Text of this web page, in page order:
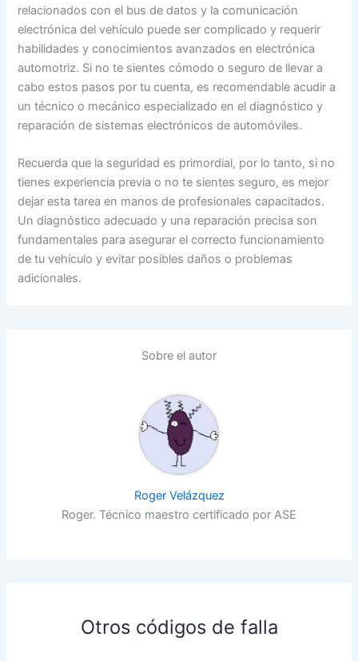
relacionados con el bus de datos y la comunicación
electrónica del vehículo puede ser complicado y requerir
habilidades y conocimientos avanzados en electrónica
automotriz. Si no te sientes cómodo o seguro de llevar a
cabo estos pasos por tu cuenta, es recomendable acudir a
un técnico o mecánico especializado en el diagnóstico y
reparación de sistemas electrónicos de automóviles.
Recuerda que la seguridad es primordial, por lo tanto, si no
tienes experiencia previa o no te sientes seguro, es mejor
dejar esta tarea en manos de profesionales capacitados.
Un diagnóstico adecuado y una reparación precisa son
fundamentales para asegurar el correcto funcionamiento
de tu vehículo y evitar posibles daños o problemas
adicionales.
Sobre el autor
Roger Velázquez
Roger. Técnico maestro certificado por ASE
Otros códigos de falla